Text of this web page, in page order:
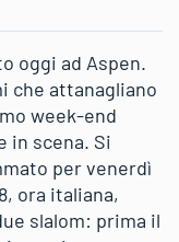
oggi ad Aspen.
che attanagliano
week-end
in scena. Si
per venerdì
ora italiana,
slalom: prima il